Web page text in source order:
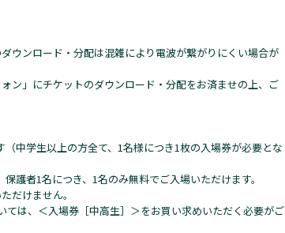
ウンロード・分配は混雑により電波が繋がりにくい場合が
ン」にチケットのダウンロード・分配をお済ませの上、ご
中学生以上の方全て、1名様につき1枚の入場券が必要とな
護者1名につき、1名のみ無料でご入場いただけます。
だけません。
は、＜入場券［中高生］＞をお買い求めいただく必要がご